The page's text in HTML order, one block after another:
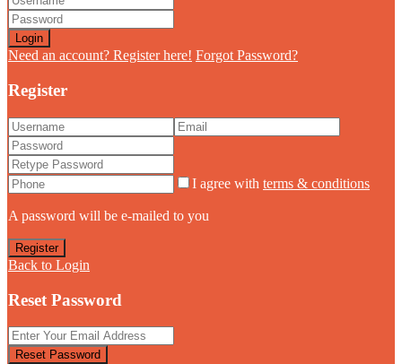
Login
Need an account? Register here! Forgot Password?
Register
I agree with terms & conditions
A password will be e-mailed to you
Register
Back to Login
Reset Password
Reset Password